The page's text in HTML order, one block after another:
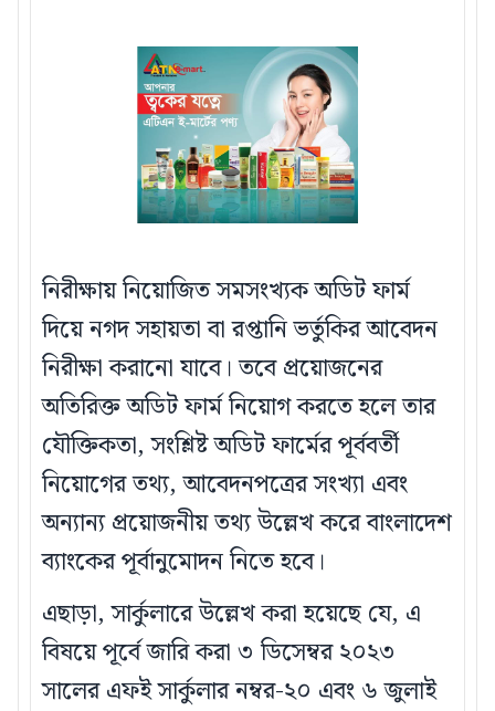
নিরীক্ষায় নিয়োজিত সমসংখ্যক অডিট ফার্ম
দিয়ে নগদ সহায়তা বা রপ্তানি ভর্তুকির আবেদন
নিরীক্ষা করানো যাবে। তবে প্রয়োজনের
অতিরিক্ত অডিট ফার্ম নিয়োগ করতে হলে তার
যৌক্তিকতা, সংশ্লিষ্ট অডিট ফার্মের পূর্ববর্তী
নিয়োগের তথ্য, আবেদনপত্রের সংখ্যা এবং
অন্যান্য প্রয়োজনীয় তথ্য উল্লেখ করে বাংলাদেশ
ব্যাংকের পূর্বানুমোদন নিতে হবে।
এছাড়া, সার্কুলারে উল্লেখ করা হয়েছে যে, এ
বিষয়ে পূর্বে জারি করা ৩ ডিসেম্বর ২০২৩
সালের এফই সার্কুলার নম্বর-২০ এবং ৬ জুলাই